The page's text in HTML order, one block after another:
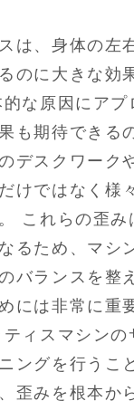
は、身体の左
のに大きな効
な原因にアプ
も期待できる
デスクワーク
けではなく様
これらの歪み
るため、マシ
バランスを整
には非常に重
ィスマシンの
ングを行うこ
歪みを根本か